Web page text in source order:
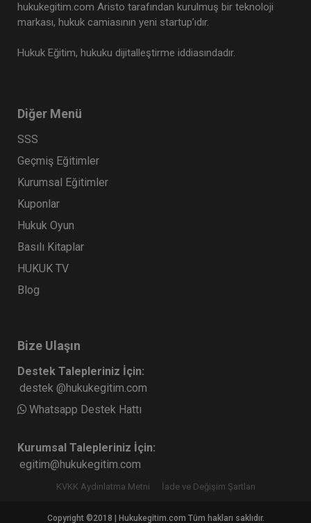
hukukegitim.com Aristo tarafından kurulmuş bir teknoloji
markası, hukuk camiasının yeni startup’ıdır.
Hukuk Eğitim, hukuku dijitalleştirme iddiasındadır.
Diğer Menü
SSS
Geçmiş Eğitimler
Kurumsal Eğitimler
Kuponlar
Hukuk Oyun
Basılı Kitaplar
HUKUK TV
Blog
Bize Ulaşın
Destek Talepleriniz İçin:
destek @hukukegitim.com
Whatsapp Destek Hattı
Kurumsal Talepleriniz İçin:
egitim@hukukegitim.com
KVKK Aydınlatma Metni İade ve Değişim Şartları
Copyright ©2018 | Hukukegitim.com Tüm hakları saklıdır.